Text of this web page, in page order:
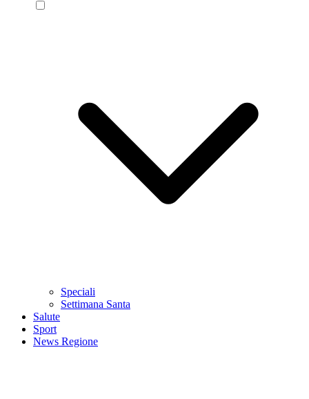
Speciali
Settimana Santa
Salute
Sport
News Regione